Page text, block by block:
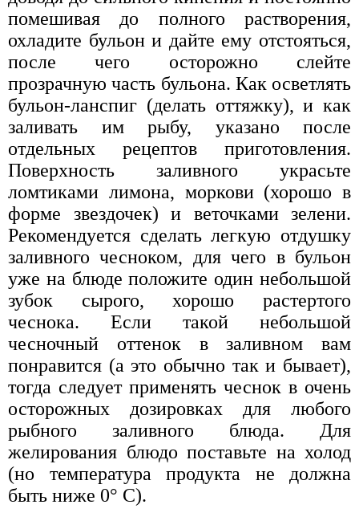
помешивая до полного растворения,
охладите бульон и дайте ему отстояться,
после чего осторожно слейте
прозрачную часть бульона. Как осветлять
бульон-ланспиг (делать оттяжку), и как
заливать им рыбу, указано после
отдельных рецептов приготовления.
Поверхность заливного украсьте
ломтиками лимона, моркови (хорошо в
форме звездочек) и веточками зелени.
Рекомендуется сделать легкую отдушку
заливного чесноком, для чего в бульон
уже на блюде положите один небольшой
зубок сырого, хорошо растертого
чеснока. Если такой небольшой
чесночный оттенок в заливном вам
понравится (а это обычно так и бывает),
тогда следует применять чеснок в очень
осторожных дозировках для любого
рыбного заливного блюда. Для
желирования блюдо поставьте на холод
(но температура продукта не должна
быть ниже 0° С).